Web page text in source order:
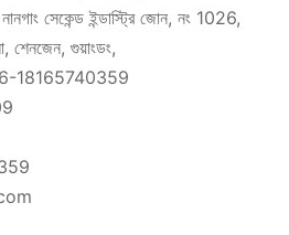
নানগাং সেকেন্ড ইন্ডাস্ট্রি জোন, নং 1026,
শেনজেন, গুয়াংডং,
86-18165740359